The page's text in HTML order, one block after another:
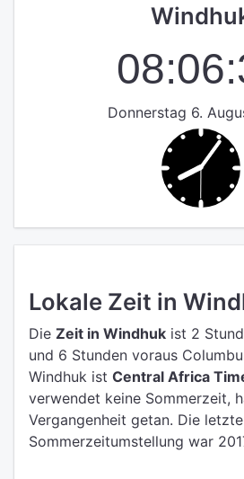
Donnerstag 6.
Lokale Zeit in
Die Zeit in Windhuk ist 2
und 6 Stunden voraus
Windhuk ist Central Africa
verwendet keine Sommerzeit,
Vergangenheit getan. Die letzte
Sommerzeitumstellung war